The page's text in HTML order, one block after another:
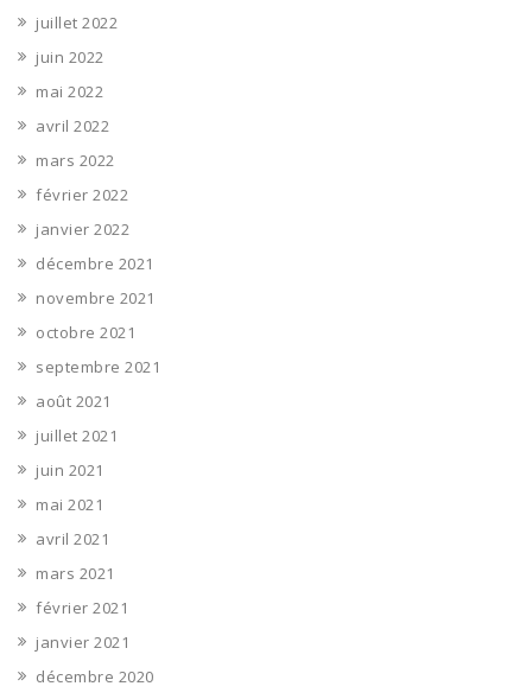
juillet 2022
juin 2022
mai 2022
avril 2022
mars 2022
février 2022
janvier 2022
décembre 2021
novembre 2021
octobre 2021
septembre 2021
août 2021
juillet 2021
juin 2021
mai 2021
avril 2021
mars 2021
février 2021
janvier 2021
décembre 2020